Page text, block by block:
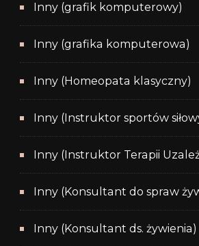
Inny (grafik komputerowy)
Inny (grafika komputerowa)
Inny (Homeopata klasyczny)
Inny (Instruktor sportów
Inny (Instruktor Terapii
Inny (Konsultant do spraw
Inny (Konsultant ds. żywienia)